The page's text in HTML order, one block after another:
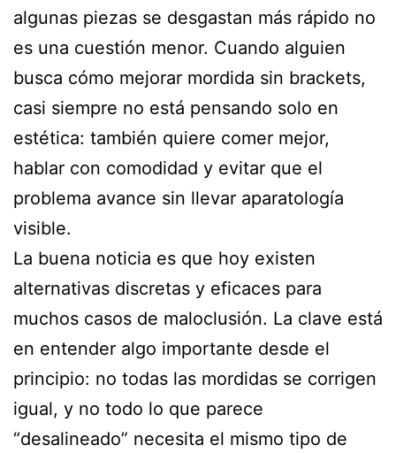
algunas piezas se desgastan más rápido no
es una cuestión menor. Cuando alguien
busca cómo mejorar mordida sin brackets,
casi siempre no está pensando solo en
estética: también quiere comer mejor,
hablar con comodidad y evitar que el
problema avance sin llevar aparatología
visible.
La buena noticia es que hoy existen
alternativas discretas y eficaces para
muchos casos de maloclusión. La clave está
en entender algo importante desde el
principio: no todas las mordidas se corrigen
igual, y no todo lo que parece
“desalineado” necesita el mismo tipo de